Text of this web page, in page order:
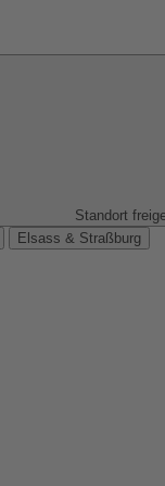
Standort
Elsass & Straßburg